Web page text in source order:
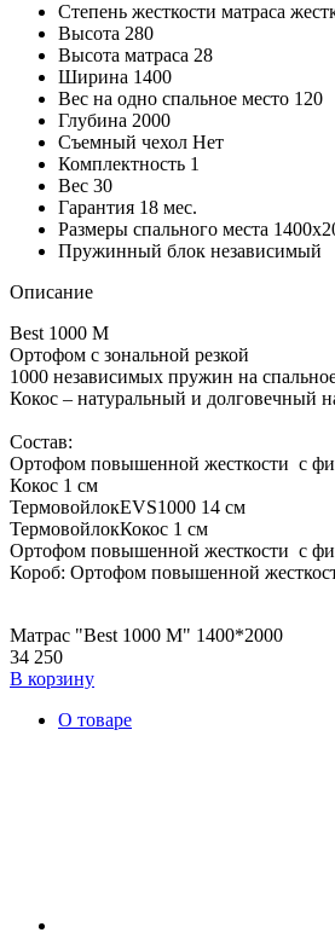
Степень жесткости матраса
Высота 280
Высота матраса 28
Ширина 1400
Вес на одно спальное место 120
Глубина 2000
Съемный чехол Нет
Комплектность 1
Вес 30
Гарантия 18 мес.
Размеры спального места
Пружинный блок независимый
Описание
Best 1000 M
Ортофом с зональной резкой
1000 независимых пружин на
Кокос – натуральный и долговечный
Состав:
Ортофом повышенной жесткости с
Кокос 1 см
ТермовойлокEVS1000 14 см
ТермовойлокКокос 1 см
Ортофом повышенной жесткости с
Короб: Ортофом повышенной
Матрас "Best 1000 M" 1400*2000
34 250
В корзину
О товаре